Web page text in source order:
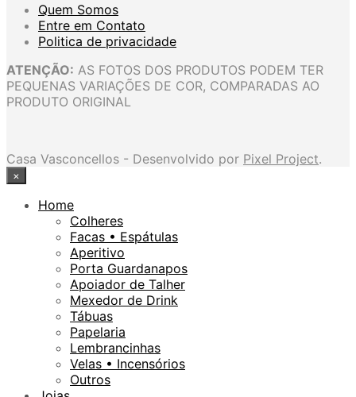
Quem Somos
Entre em Contato
Politica de privacidade
ATENÇÃO: AS FOTOS DOS PRODUTOS PODEM TER
PEQUENAS VARIAÇÕES DE COR, COMPARADAS AO
PRODUTO ORIGINAL
Casa Vasconcellos - Desenvolvido por Pixel Project.
×
Home
Colheres
Facas • Espátulas
Aperitivo
Porta Guardanapos
Apoiador de Talher
Mexedor de Drink
Tábuas
Papelaria
Lembrancinhas
Velas • Incensórios
Outros